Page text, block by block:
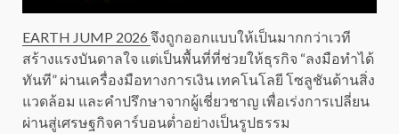
EARTH JUMP 2026 จึงถูกออกแบบให้เป็นมากกว่าเวที
สร้างแรงบันดาลใจ แต่เป็นพื้นที่ที่ช่วยให้ธุรกิจ “ลงมือทำได้
ทันที” ผ่านเครื่องมือทางการเงิน เทคโนโลยี โซลูชันด้านสิ่ง
แวดล้อม และคำปรึกษาจากผู้เชี่ยวชาญ เพื่อเร่งการเปลี่ยน
ผ่านสู่เศรษฐกิจคาร์บอนต่ำอย่างเป็นรูปธรรม